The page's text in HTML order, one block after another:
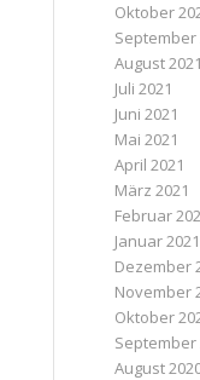
Oktober
September
August 2021
Juli 2021
Juni 2021
Mai 2021
April 2021
März 2021
Februar
Januar 2021
Dezember
November
Oktober
September
August